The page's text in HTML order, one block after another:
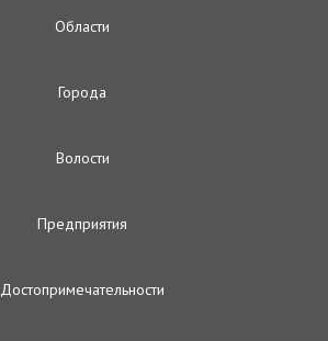
Oбласти
Городa
Волости
Предприятия
Достопримечательности